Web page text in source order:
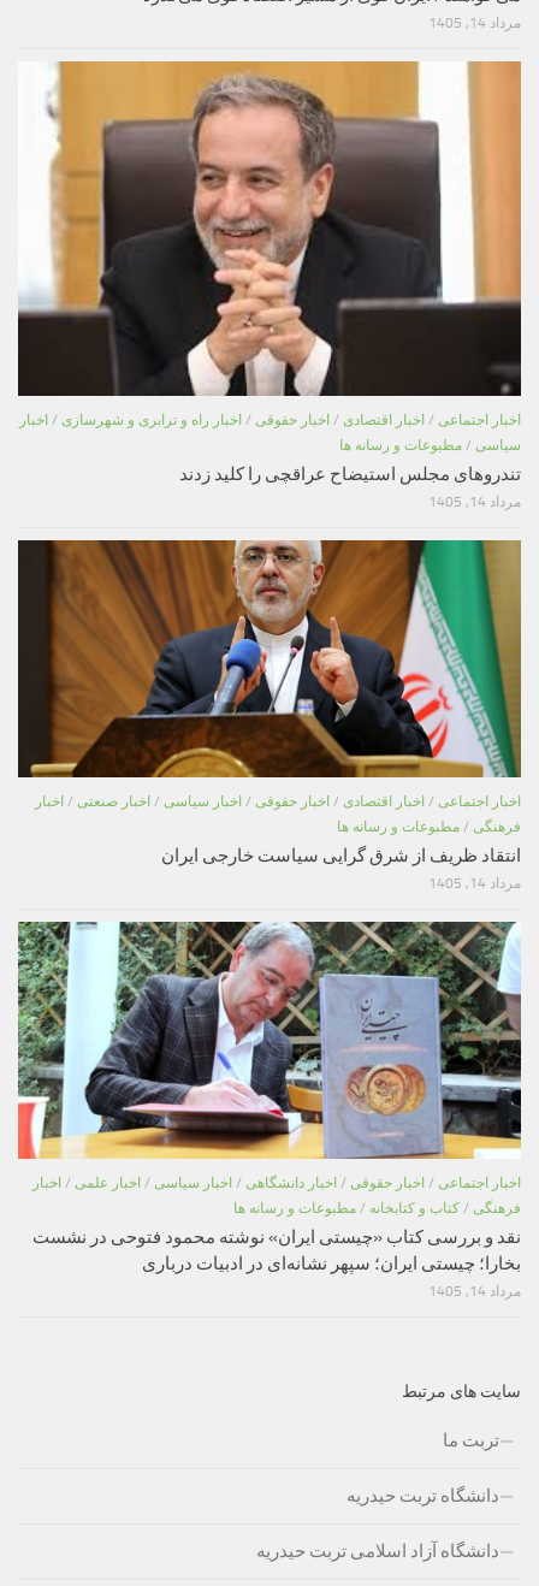
مرداد 14, 1405
اخبار اجتماعی / اخبار اقتصادی / اخبار حقوقی / اخبار راه و ترابری و شهرسازی / اخبار
سیاسی / مطبوعات و رسانه ها
تندروهای مجلس استیضاح عراقچی را کلید زدند
مرداد 14, 1405
اخبار اجتماعی / اخبار اقتصادی / اخبار حقوقی / اخبار سیاسی / اخبار صنعتی / اخبار
فرهنگی / مطبوعات و رسانه ها
انتقاد ظریف از شرق گرایی سیاست خارجی ایران
مرداد 14, 1405
اخبار اجتماعی / اخبار حقوقی / اخبار دانشگاهی / اخبار سیاسی / اخبار علمی / اخبار
فرهنگی / کتاب و کتابخانه / مطبوعات و رسانه ها
نقد و بررسی کتاب «چیستی ایران» نوشته محمود فتوحی در نشست
بخارا؛ چیستی ایران؛ سپهر نشانه‌ای در ادبیات درباری
مرداد 14, 1405
سایت های مرتبط
تربت ما
دانشگاه تربت حیدریه
دانشگاه آزاد اسلامی تربت حیدریه